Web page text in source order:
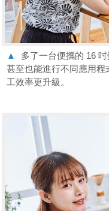
▲
多了一台便攜的 16
甚至也能進行不同應用
工效率更升級。